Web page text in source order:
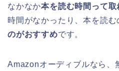
なかなか本を読む時間って取
時間がなかったり、本を読む
のがおすすめです。
Amazonオーディブルなら、